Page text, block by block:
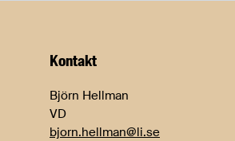
Kontakt
Björn Hellman
VD
bjorn.hellman@li.se